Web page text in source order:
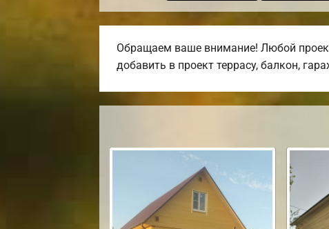
Обращаем ваше внимание! Любой
добавить в проект террасу, балкон,